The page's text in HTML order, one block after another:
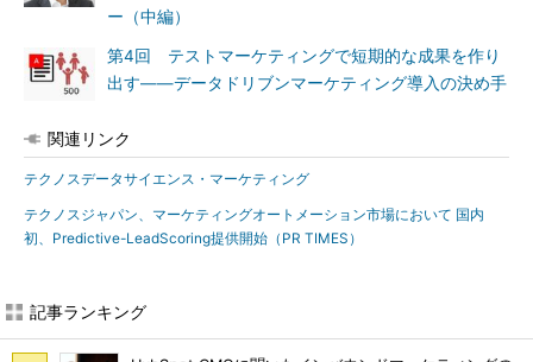
ー（中編）
第4回 テストマーケティングで短期的な成果を作り
出す――データドリブンマーケティング導入の決め手
関連リンク
テクノスデータサイエンス・マーケティング
テクノスジャパン、マーケティングオートメーション市場において 国内
初、Predictive-LeadScoring提供開始（PR TIMES）
記事ランキング